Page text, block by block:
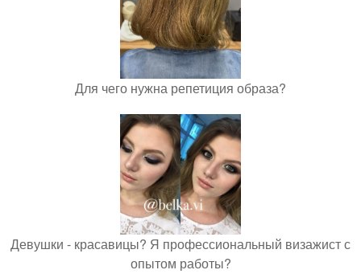
Для чего нужна репетиция образа?
Девушки - красавицы? Я профессиональный визажист с
опытом работы?